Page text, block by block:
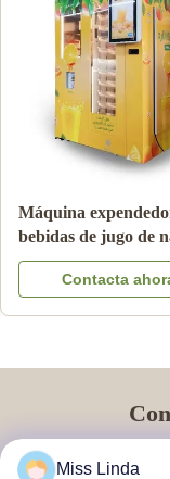
Máquina
bebidas de jugo de
de 24 horas
Contacta
¡Puede ponerse en
Miss Linda